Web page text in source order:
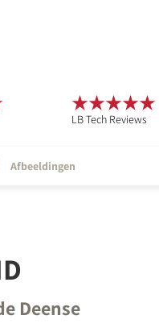
LB Tech Reviews
Afbeeldingen
Deense